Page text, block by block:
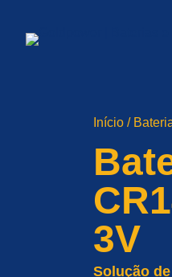
conteúdo
Início /
3V
Solução